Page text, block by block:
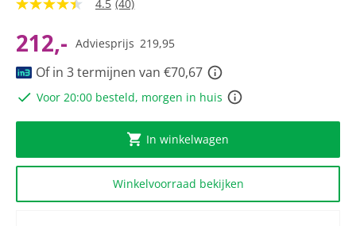
4.5
5
sterren,
gemiddelde
scorewaarde.
40
Dezelfde
4.5 (40)
212,- Adviesprijs 219,95
Of in 3 termijnen van €70,67
Voor 20:00 besteld, morgen in huis
In winkelwagen
Winkelvoorraad bekijken